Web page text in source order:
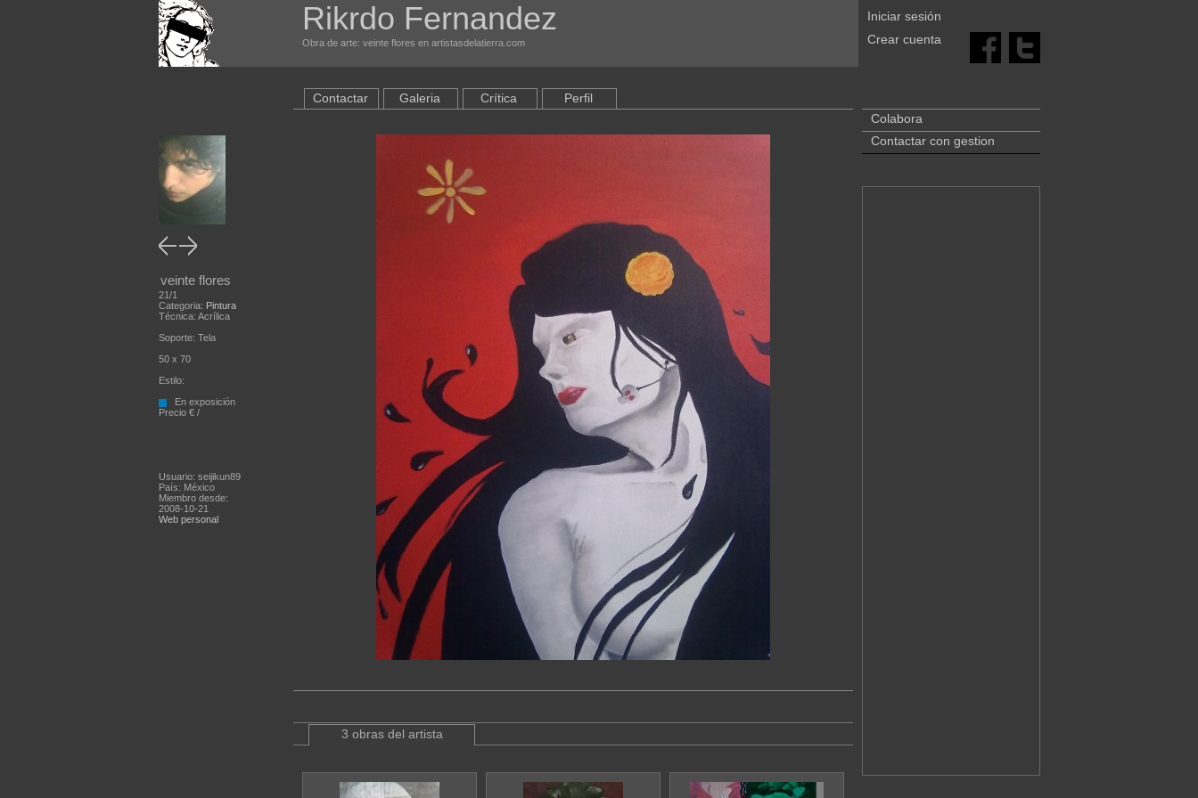
Rikrdo Fernandez
Obra de arte: veinte flores en artistasdelatierra.com
Iniciar sesión
Crear cuenta
veinte flores
21/1
Categoria: Pintura
Técnica: Acrílica
Soporte: Tela
50 x 70
Estilo:
En exposición
Precio € /
Usuario: seijikun89
País: México
Miembro desde:
2008-10-21
Web personal
Contactar Galeria Crítica Perfil
3 obras del artista
Colabora
Contactar con gestion